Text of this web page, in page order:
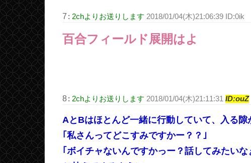
7 : 2chよりお送りします 2018/01/04(木)21:06:39 ID:0ik
百合フィールド展開はよ
8: 2chよりお送りします 2018/01/04(木)21:11:31 ID:ouZ
AとBはほとんど一緒に行動していて、入る隙
｢私さんってどこすみですかー？？｣
｢ボイチャないんですかっー？話してみたい